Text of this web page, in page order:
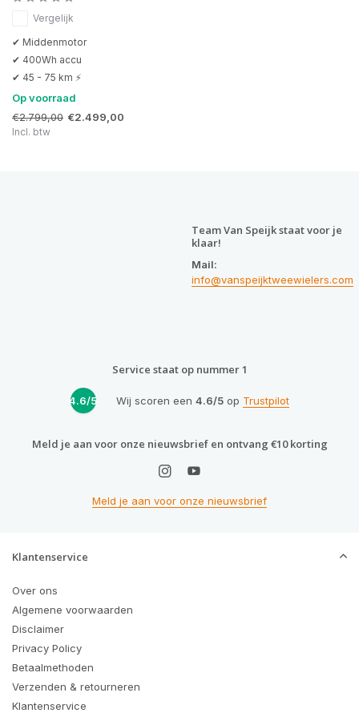
Vergelijk
✔ Middenmotor
✔ 400Wh accu
✔ 45 - 75 km ⚡
Op voorraad
€2.799,00 €2.499,00
Incl. btw
Team Van Speijk staat voor je
klaar!
Mail:
info@vanspeijktweewielers.com
Service staat op nummer 1
4.6/5 Wij scoren een 4.6/5op Trustpilot
Meld je aan voor onze nieuwsbrief en ontvang €10 korting
Meld je aan voor onze nieuwsbrief
Klantenservice
Over ons
Algemene voorwaarden
Disclaimer
Privacy Policy
Betaalmethoden
Verzenden & retourneren
Klantenservice